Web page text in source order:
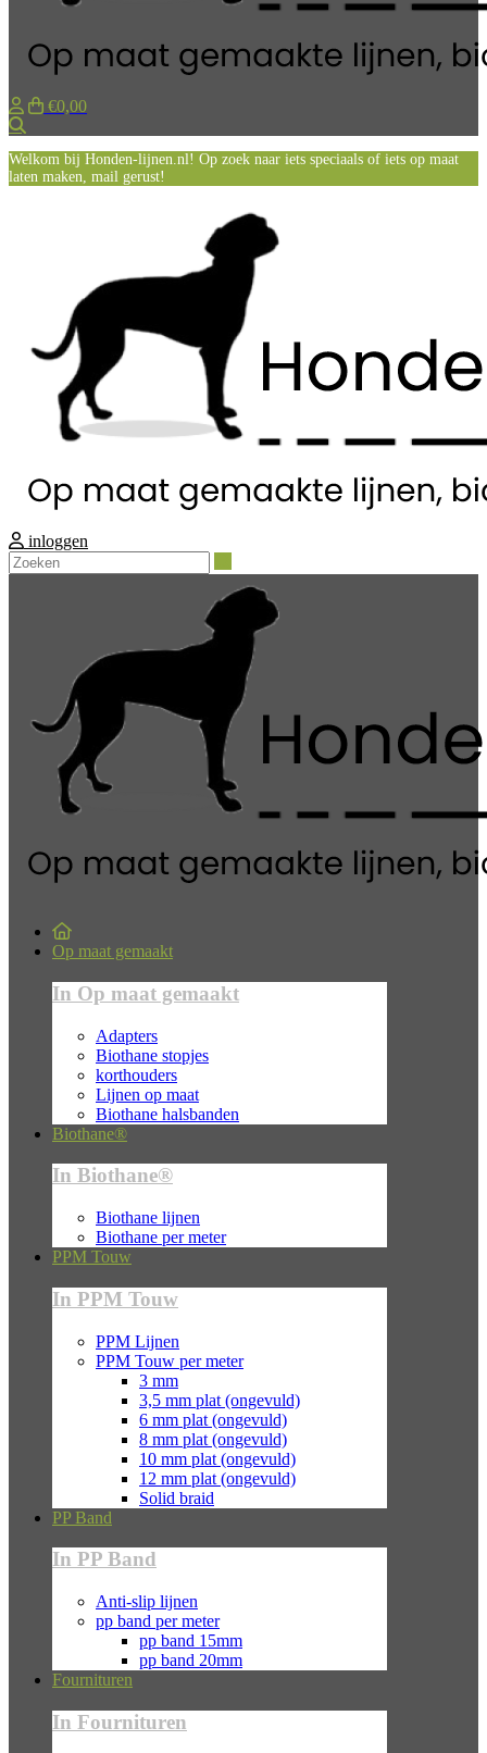
€0,00
Welkom bij Honden-lijnen.nl! Op zoek naar iets speciaals of iets op maat
laten maken, mail gerust!
inloggen
Op maat gemaakt
In Op maat gemaakt
Adapters
Biothane stopjes
korthouders
Lijnen op maat
Biothane halsbanden
Biothane®
In Biothane®
Biothane lijnen
Biothane per meter
PPM Touw
In PPM Touw
PPM Lijnen
PPM Touw per meter
3 mm
3,5 mm plat (ongevuld)
6 mm plat (ongevuld)
8 mm plat (ongevuld)
10 mm plat (ongevuld)
12 mm plat (ongevuld)
Solid braid
PP Band
In PP Band
Anti-slip lijnen
pp band per meter
pp band 15mm
pp band 20mm
Fournituren
In Fournituren